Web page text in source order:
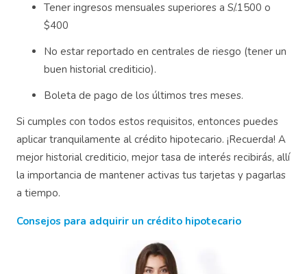
Tener ingresos mensuales superiores a S/.1500 o
$400
No estar reportado en centrales de riesgo (tener un
buen historial crediticio).
Boleta de pago de los últimos tres meses.
Si cumples con todos estos requisitos, entonces puedes
aplicar tranquilamente al crédito hipotecario. ¡Recuerda! A
mejor historial crediticio, mejor tasa de interés recibirás, allí
la importancia de mantener activas tus tarjetas y pagarlas
a tiempo.
Consejos para adquirir un crédito hipotecario